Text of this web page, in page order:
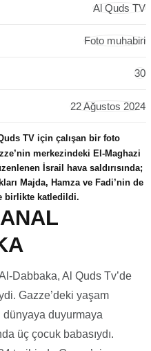
Al Quds TV
Foto muhabiri
30
22 Ağustos 2024
TV için çalışan bir foto
merkezindeki El-Maghazi
İsrail hava saldırısında;
Majda, Hamza ve Fadi’nin de
birlikte katledildi.
Dabbaka, Al Quds Tv’de
Gazze’deki yaşam
duyurmaya
üç çocuk babasıydı.